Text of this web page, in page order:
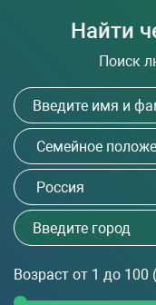
Найти
Поиск
Возраст от 1 до 100